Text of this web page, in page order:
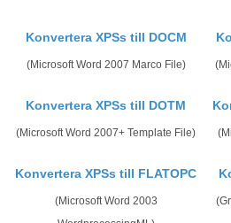
Konvertera XPSs till DOCM
(Microsoft Word 2007 Marco File)
Konvertera XPSs till DOTM
(Microsoft Word 2007+ Template File)
Konvertera XPSs till FLATOPC
(Microsoft Word 2003